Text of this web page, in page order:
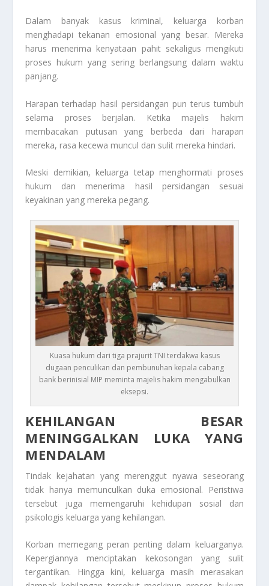
Dalam banyak kasus kriminal, keluarga korban
menghadapi tekanan emosional yang besar. Mereka
harus menerima kenyataan pahit sekaligus mengikuti
proses hukum yang sering berlangsung dalam waktu
panjang.
Harapan terhadap hasil persidangan pun terus tumbuh
selama proses berjalan. Ketika majelis hakim
membacakan putusan yang berbeda dari harapan
mereka, rasa kecewa muncul dan sulit mereka hindari.
Meski demikian, keluarga tetap menghormati proses
hukum dan menerima hasil persidangan sesuai
keyakinan yang mereka pegang.
Kuasa hukum dari tiga prajurit TNI terdakwa kasus
dugaan penculikan dan pembunuhan kepala cabang
bank berinisial MIP meminta majelis hakim mengabulkan
eksepsi.
KEHILANGAN BESAR
MENINGGALKAN LUKA YANG
MENDALAM
Tindak kejahatan yang merenggut nyawa seseorang
tidak hanya memunculkan duka emosional. Peristiwa
tersebut juga memengaruhi kehidupan sosial dan
psikologis keluarga yang kehilangan.
Korban memegang peran penting dalam keluarganya.
Kepergiannya menciptakan kekosongan yang sulit
tergantikan. Hingga kini, keluarga masih merasakan